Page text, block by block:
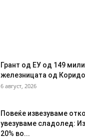
Грант од ЕУ од 149
железницата од
6 август, 2026
Повеќе извезуваме
увезуваме сладолед:
20% во...